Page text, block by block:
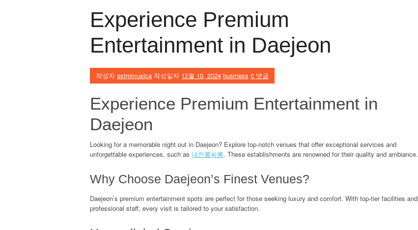
Experience Premium
Entertainment in Daejeon
작성자 astromusica 작성일자 12월 10, 2024 business 0 댓글
Experience Premium Entertainment in
Daejeon
Looking for a memorable night out in Daejeon? Explore top-notch venues that offer exceptional services and
unforgettable experiences, such as 대전룸싸롱. These establishments are renowned for their quality and ambiance.
Why Choose Daejeon’s Finest Venues?
Daejeon’s premium entertainment spots are perfect for those seeking luxury and comfort. With top-tier facilities and
professional staff, every visit is tailored to your satisfaction.